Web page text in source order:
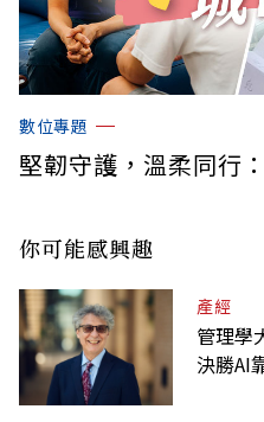
數位專題
堅韌守護，溫柔同行
你可能感興趣
產經
管理學
決勝AI